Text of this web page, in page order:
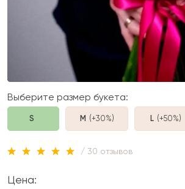
Выберите размер букета:
S M (+30%) L (+50%)
/ 30 отзывов
Цена: